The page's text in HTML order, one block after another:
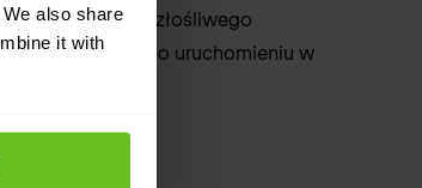
also share
it with
próbki złośliwego
po uruchomieniu w